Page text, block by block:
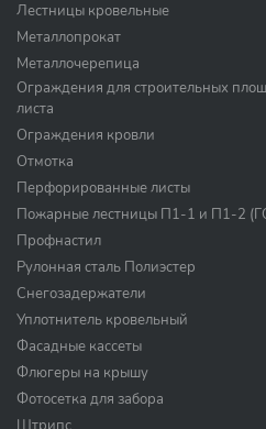
Лестницы кровельные
Металлопрокат
Металлочерепица
Ограждения для строительных
листа
Ограждения кровли
Отмотка
Перфорированные листы
Пожарные лестницы П1-1 и П1-2
Профнастил
Рулонная сталь Полиэстер
Снегозадержатели
Уплотнитель кровельный
Фасадные кассеты
Флюгеры на крышу
Фотосетка для забора